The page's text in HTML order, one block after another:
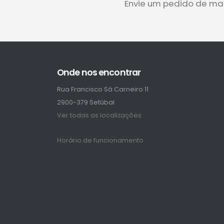
Envie um pedido de
Onde nos encontrar
Rua Francisco Sá Carneiro 11
2900-379 Setúbal
Ver todas as localizações
Horário de funcionamento